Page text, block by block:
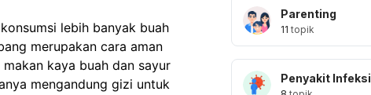
lebih banyak buah
merupakan cara aman
kaya buah dan sayur
mengandung gizi untuk
Parenting
11 topik
Penyakit Infeksi